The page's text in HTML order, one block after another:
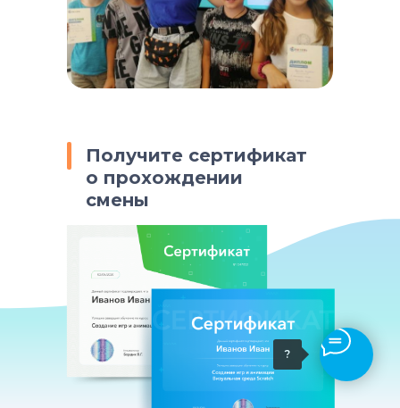
?
Получите сертификат
о прохождении
смены